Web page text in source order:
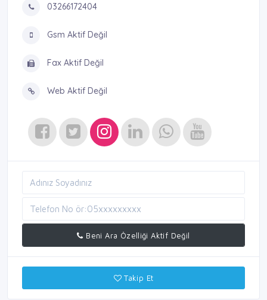
03266172404
Gsm Aktif Değil
Fax Aktif Değil
Web Aktif Değil
Beni Ara Özelliği Aktif Değil
Takip Et